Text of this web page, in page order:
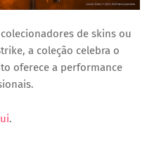
de skins ou
a coleção celebra o
oferece a performance
.